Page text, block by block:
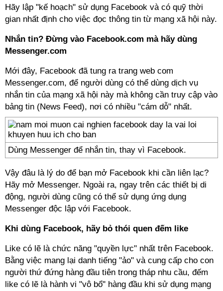
Hãy lập "kế hoạch" sử dụng Facebook và có quỹ thời
gian nhất định cho việc đọc thông tin từ mạng xã hội này.
Nhắn tin? Đừng vào Facebook.com mà hãy dùng
Messenger.com
Mới đây, Facebook đã tung ra trang web com
Messenger.com, để người dùng có thể dùng dịch vụ
nhắn tin của mạng xã hội này mà không cần truy cập vào
bảng tin (News Feed), nơi có nhiều "cám dỗ" nhất.
Dùng Messenger để nhắn tin, thay vì Facebook.
Vậy đâu là lý do để bạn mở Facebook khi cần liên lạc?
Hãy mở Messenger. Ngoài ra, ngay trên các thiết bị di
động, người dùng cũng có thể sử dụng ứng dụng
Messenger độc lập với Facebook.
Khi dùng Facebook, hãy bỏ thói quen đếm like
Like có lẽ là chức năng "quyền lực" nhất trên Facebook.
Bằng việc mang lại danh tiếng "ảo" và cung cấp cho con
người thứ đứng hàng đầu tiên trong tháp nhu cầu, đếm
like có lẽ là hành vi "vô bổ" hàng đầu khi sử dụng mạng